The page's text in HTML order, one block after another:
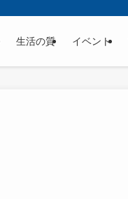
生活の質 イベント